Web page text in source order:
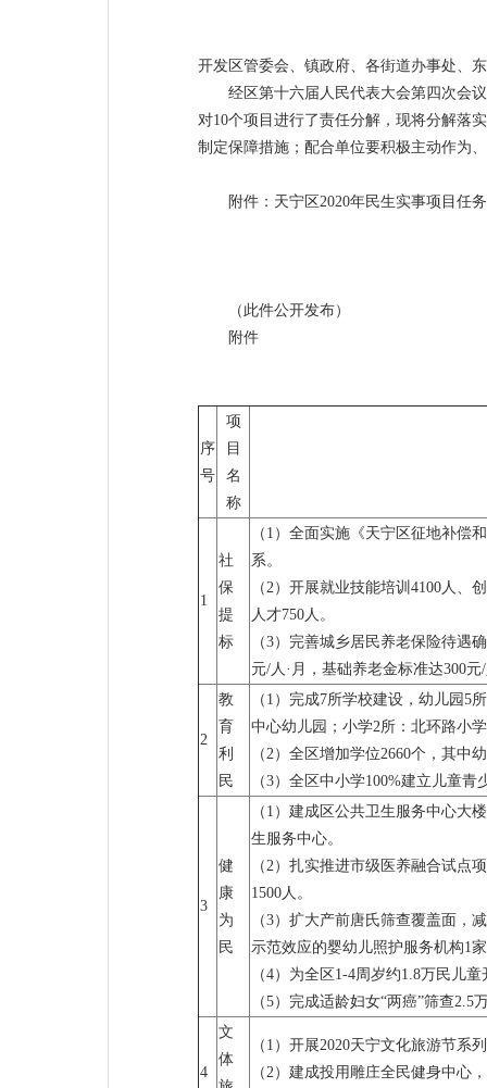
开发区管委会、镇政府、各街道办事处、
经区第十六届人民代表大会第四次会
对10个项目进行了责任分解，现将分解落
制定保障措施；配合单位要积极主动作为
附件：天宁区2020年民生实事项目任
（此件公开发布）
附件
序
号
项
目
名
称
1
社
保
提
标
（1）全面实施《天宁区征地补偿
系。
（2）开展就业技能培训4100人、
人才750人。
（3）完善城乡居民养老保险待遇
元/人·月，基础养老金标准达300元
2
教
育
利
民
（1）完成7所学校建设，幼儿园5
中心幼儿园；小学2所：北环路小
（2）全区增加学位2660个，其中
（3）全区中小学100%建立儿童
3
健
康
为
民
（1）建成区公共卫生服务中心大
生服务中心。
（2）扎实推进市级医养融合试点
1500人。
（3）扩大产前唐氏筛查覆盖面，
示范效应的婴幼儿照护服务机构1
（4）为全区1-4周岁约1.8万民儿
（5）完成适龄妇女“两癌”筛查2.5
4
文
体
（1）开展2020天宁文化旅游节系
（2）建成投用雕庄全民健身中心